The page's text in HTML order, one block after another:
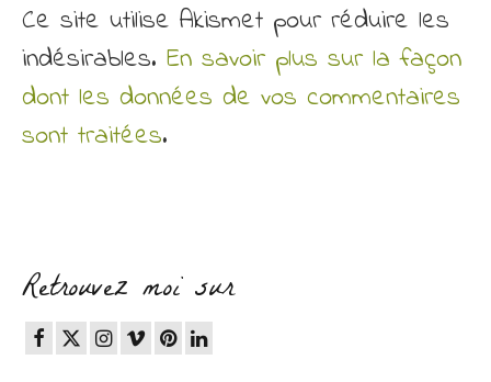
Ce site utilise Akismet pour réduire les
indésirables. En savoir plus sur la façon
dont les données de vos commentaires
sont traitées.
Retrouvez moi sur